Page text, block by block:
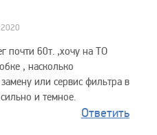
почти 60т. ,хочу на ТО
, насколько
или сервис фильтра в
и темное.
Ответить